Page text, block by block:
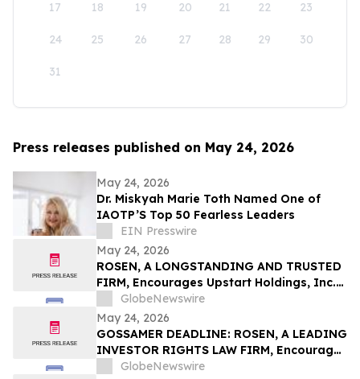
17 18 19 20 21 22 23
24 25 26 27 28 29 30
31
Press releases published on May 24, 2026
May 24, 2026
Dr. Miskyah Marie Toth Named One of
IAOTP’S Top 50 Fearless Leaders
EIN Presswire
May 24, 2026
ROSEN, A LONGSTANDING AND TRUSTED
FIRM, Encourages Upstart Holdings, Inc.
Investors to Secure Counsel Before
Important Deadline in Securities Class
Action – UPST
GlobeNewswire
May 24, 2026
GOSSAMER DEADLINE: ROSEN, A LEADING
INVESTOR RIGHTS LAW FIRM, Encourages
Gossamer Bio, Inc. Investors with Losses
GlobeNewswire